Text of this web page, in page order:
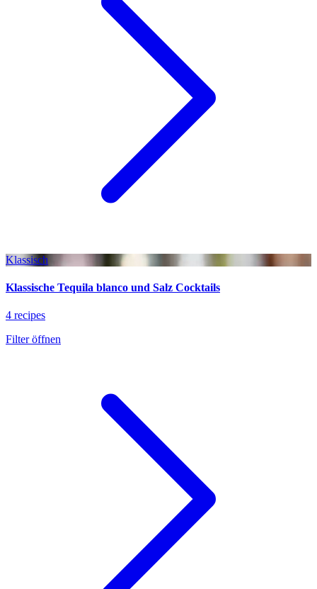
Klassisch
Klassische Tequila blanco und Salz Cocktails
4 recipes
Filter öffnen